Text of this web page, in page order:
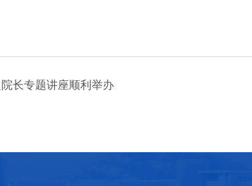
长专题讲座顺利举办